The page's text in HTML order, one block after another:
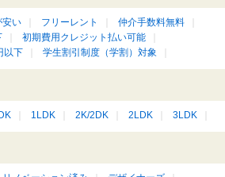
安い フリーレント
仲介手数料無料
初期費用クレジット払い可能
以下 学生割引制度（学割）対象
1LDK 2K/2DK 2LDK 3LDK